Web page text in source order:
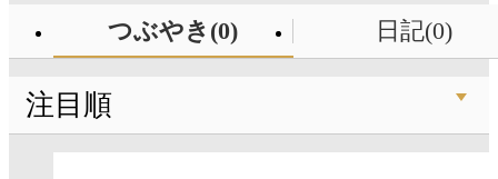
つぶやき(0) 日記(0)
注目順